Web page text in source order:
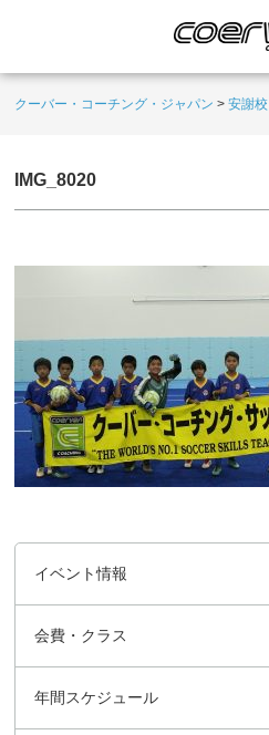
クーバー・コーチング・ジャパン >安謝校
IMG_8020
イベント情報
会費・クラス
年間スケジュール